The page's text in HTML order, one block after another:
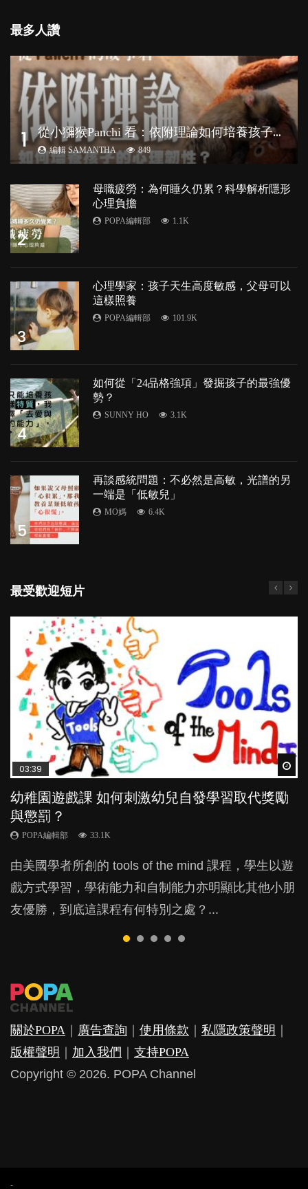
最多人讚
1 從
小獼猴Panchi 看：依附理論如何培養孩子心理韌性？
編輯 SAMANTHA 849
2
母職疲勞：為何睡久仍累？科學解析隱形
心理負擔
POPA編輯部 1.1K
3
心理學家：孩子天生高度敏感，父母可以
這樣照養
POPA編輯部 101.9K
4
如何從「24品格強項」發掘孩子的最強優
勢？
SUNNY HO 3.1K
5
再談感統問題：不必然是高敏，光譜的另
一端是「低敏兒」
MO媽 6.4K
最受歡迎短片
03:39
幼稚園遊戲課 如何刺激幼兒自發學習取代獎勵
與懲罰？
POPA編輯部 33.1K
由美國學者所創的 tools of the mind 課程，學生以遊
戲方式學習，學術能力和自制能力亦明顯比其他小朋
友優勝，到底這課程有何特別之處？...
04:59
幼兒playgroup真係玩耍中學習？研究指BB 15個
月大前上堂不見效果
POPA編輯部 47.1K
現今小朋友的起跑線，愈推愈前。雖然政府並無官方
的統計數字，但粗略估算，香港至少有六、七百家早
期教育中心，但孩子是否愈早上Playgroup愈好？...
03:02
老公患產後憂鬱症對BB的影響
POPA編輯部
鬱，影響日常生活，嚴重的甚至會有自殺，或傷害小
朋友的念頭。但為何爸爸患上產後抑鬱往往難以察
覺？...
04:06
全職好？在職好？｜全職媽媽與在職媽媽的壓
力與價值
POPA編輯部 25.8K
許多媽媽心底可能都有一刻掙扎過：究竟全職好，還
是在職好。雖說每個家庭都有自己的獨特狀況和考慮
因素，但原來全職和在職媽媽所養育的子女其實都各
04:07
【動畫】齋講英文，高人一等？｜為學英文放
棄母語對孩子有何影響？
POPA編輯部 71.3K
很多家長經常跟子女講英文，甚至由孩子一出世開
始，便已急不及待的只講英文，一句廣東話也不說。
如果家長為了讓孩子學英文，只用外語跟子女溝通，
放棄自己的母語，對小朋友會有甚麼影響？...
關於POPA 廣告查詢 使用條款 私隱政策聲明
版權聲明
加入我們
支持POPA
Copyright © 2026. POPA Channel
-